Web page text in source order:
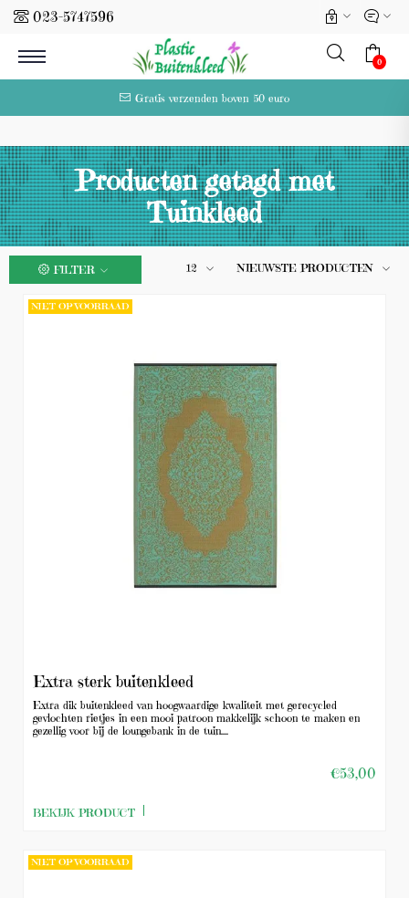
023-5747596
0
Gratis verzenden boven 50 euro
Producten getagd met
Tuinkleed
FILTER 12 NIEUWSTE PRODUCTEN
NIET OP VOORRAAD
Extra sterk buitenkleed
Extra dik buitenkleed van hoogwaardige kwaliteit met gerecycled
gevlochten rietjes in een mooi patroon makkelijk schoon te maken en
gezellig voor bij de loungebank in de tuin....
€53,00
BEKIJK PRODUCT
NIET OP VOORRAAD
i